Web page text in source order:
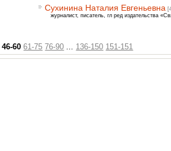
Сухинина Наталия Евгеньевна
журналист, писатель, гл ред издательства
46-60 61-75 76-90 136-150 151-151